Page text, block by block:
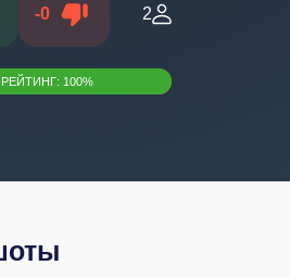
-0 2
РЕЙТИНГ: 100%